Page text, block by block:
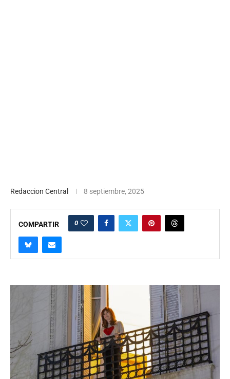
Redaccion Central 8 septiembre, 2025
COMPARTIR 0